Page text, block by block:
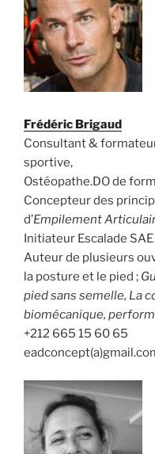
Frédéric Brigaud
Consultant &
sportive,
Ostéopathe.DO de
Concepteur des
d’Empilement
Initiateur Escalade
Auteur de plusieurs
la posture et le pied ;
pied sans semelle, La
biomécanique,
+212 665 15 60 65